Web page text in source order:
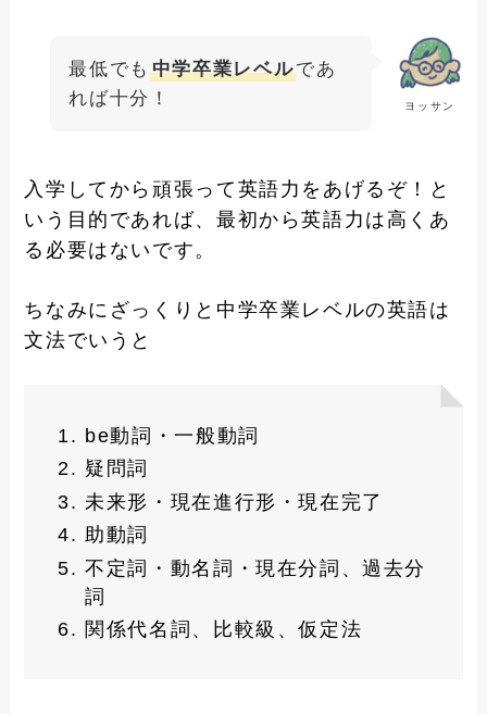
ヨッサン
最低でも 中学卒業レベルであ
れば十分！
入学してから頑張って英語力をあげるぞ！と
いう目的であれば、最初から英語力は高くあ
る必要はないです。
ちなみにざっくりと中学卒業レベルの英語は
文法でいうと
be動詞・一般動詞
疑問詞
未来形・現在進行形・現在完了
助動詞
不定詞・動名詞・現在分詞、過去分
詞
関係代名詞、比較級、仮定法